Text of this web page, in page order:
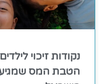
נקודות זיכוי
הטבת המס